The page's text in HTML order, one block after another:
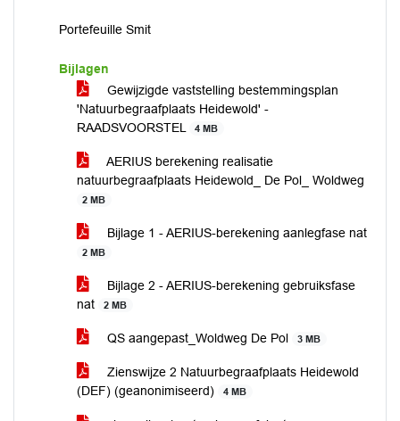
Portefeuille Smit
Bijlagen
Gewijzigde vaststelling bestemmingsplan
'Natuurbegraafplaats Heidewold' -
RAADSVOORSTEL
4 MB
AERIUS berekening realisatie
natuurbegraafplaats Heidewold_ De Pol_ Woldweg
2 MB
Bijlage 1 - AERIUS-berekening aanlegfase nat
2 MB
Bijlage 2 - AERIUS-berekening gebruiksfase
nat
2 MB
QS aangepast_Woldweg De Pol 3 MB
Zienswijze 2 Natuurbegraafplaats Heidewold
(DEF) (geanonimiseerd)
4 MB